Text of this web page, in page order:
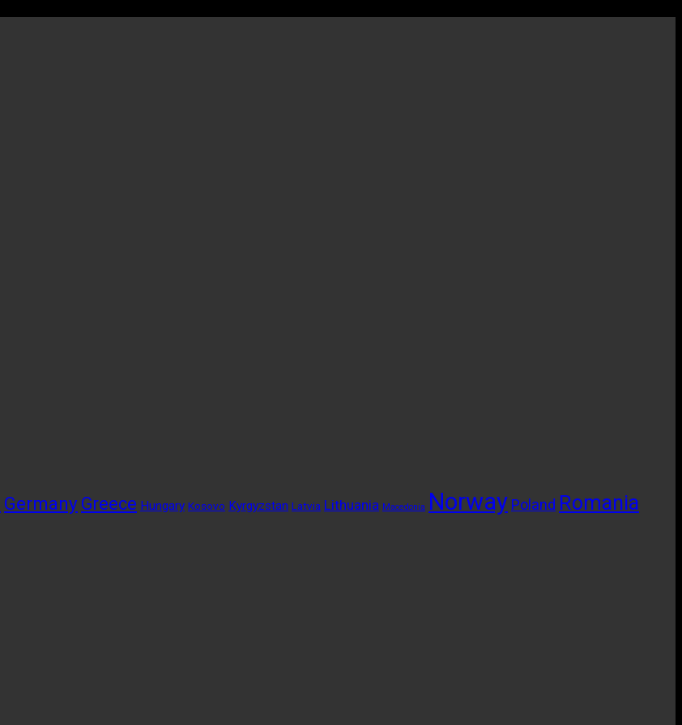
Germany Greece Hungary Kosovo Kyrgyzstan Latvia Lithuania Macedonia Norway Poland Romania